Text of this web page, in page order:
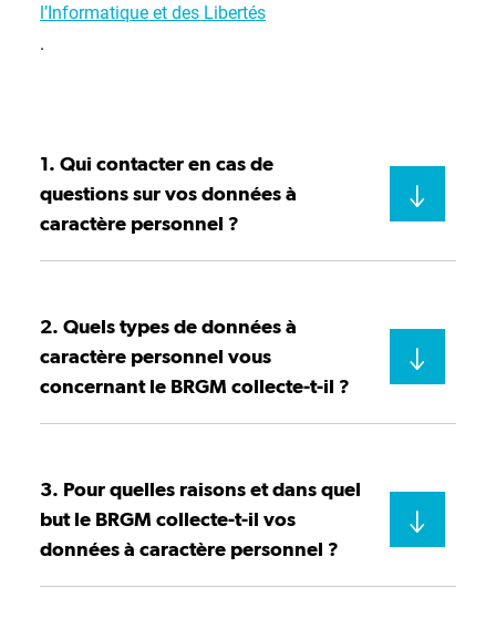
l’Informatique et des Libertés
.
1. Qui contacter en cas de
questions sur vos données à
caractère personnel ?
2. Quels types de données à
caractère personnel vous
concernant le BRGM collecte-t-il ?
3. Pour quelles raisons et dans quel
but le BRGM collecte-t-il vos
données à caractère personnel ?